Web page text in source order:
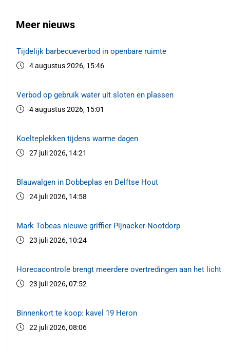
Meer nieuws
Tijdelijk barbecueverbod in openbare ruimte
4 augustus 2026, 15:46
Verbod op gebruik water uit sloten en plassen
4 augustus 2026, 15:01
Koelteplekken tijdens warme dagen
27 juli 2026, 14:21
Blauwalgen in Dobbeplas en Delftse Hout
24 juli 2026, 14:58
Mark Tobeas nieuwe griffier Pijnacker-Nootdorp
23 juli 2026, 10:24
Horecacontrole brengt meerdere overtredingen aan het licht
23 juli 2026, 07:52
Binnenkort te koop: kavel 19 Heron
22 juli 2026, 08:06